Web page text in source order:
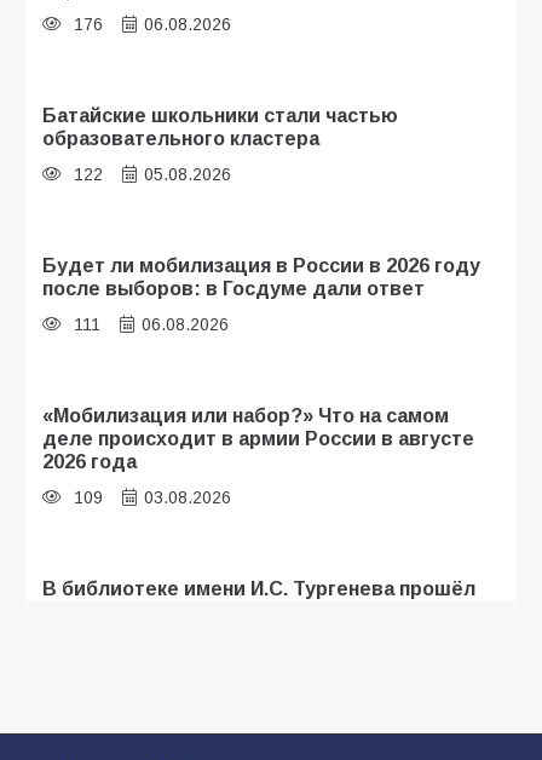
176 06.08.2026
Батайские школьники стали частью
образовательного кластера
122 05.08.2026
Будет ли мобилизация в России в 2026 году
после выборов: в Госдуме дали ответ
111 06.08.2026
«Мобилизация или набор?» Что на самом
деле происходит в армии России в августе
2026 года
109 03.08.2026
В библиотеке имени И.С. Тургенева прошёл